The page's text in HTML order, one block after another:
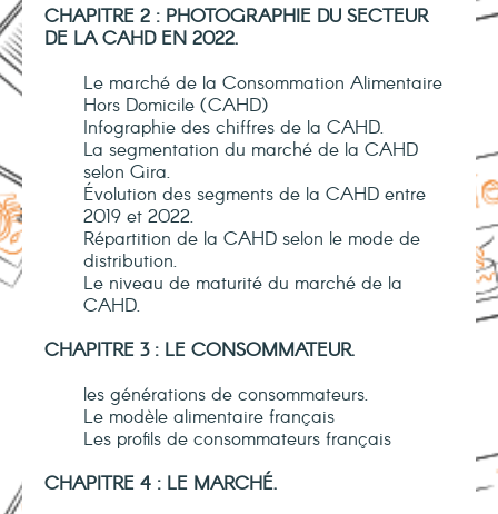
CHAPITRE 2 : PHOTOGRAPHIE DU SECTEUR
DE LA CAHD EN 2022.
Le marché de la Consommation Alimentaire
Hors Domicile (CAHD)
Infographie des chiffres de la CAHD.
La segmentation du marché de la CAHD
selon Gira.
Évolution des segments de la CAHD entre
2019 et 2022.
Répartition de la CAHD selon le mode de
distribution.
Le niveau de maturité du marché de la
CAHD.
CHAPITRE 3 : LE CONSOMMATEUR.
les générations de consommateurs.
Le modèle alimentaire français
Les profils de consommateurs français
CHAPITRE 4 : LE MARCHÉ.